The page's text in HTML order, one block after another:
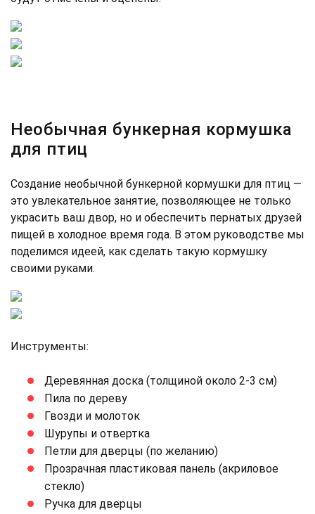
Необычная бункерная кормушка
для птиц
Создание необычной бункерной кормушки для птиц —
это увлекательное занятие, позволяющее не только
украсить ваш двор, но и обеспечить пернатых друзей
пищей в холодное время года. В этом руководстве мы
поделимся идеей, как сделать такую кормушку
своими руками.
Инструменты:
Деревянная доска (толщиной около 2-3 см)
Пила по дереву
Гвозди и молоток
Шурупы и отвертка
Петли для дверцы (по желанию)
Прозрачная пластиковая панель (акриловое
стекло)
Ручка для дверцы